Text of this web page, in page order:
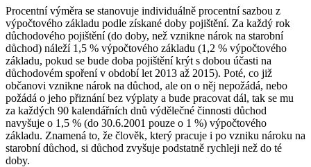
Procentní výměra se stanovuje individuálně procentní sazbou z
výpočtového základu podle získané doby pojištění. Za každý rok
důchodového pojištění (do doby, než vznikne nárok na starobní
důchod) náleží 1,5 % výpočtového základu (1,2 % výpočtového
základu, pokud se bude doba pojištění krýt s dobou účasti na
důchodovém spoření v období let 2013 až 2015). Poté, co již
občanovi vznikne nárok na důchod, ale on o něj nepožádá, nebo
požádá o jeho přiznání bez výplaty a bude pracovat dál, tak se mu
za každých 90 kalendářních dnů výdělečné činnosti důchod
navyšuje o 1,5 % (do 30.6.2001 pouze o 1 %) výpočtového
základu. Znamená to, že člověk, který pracuje i po vzniku nároku na
starobní důchod, si důchod zvyšuje podstatně rychleji než do té
doby.